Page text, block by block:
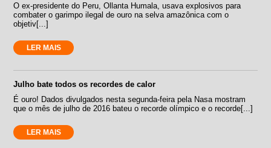
O ex-presidente do Peru, Ollanta Humala, usava explosivos para
combater o garimpo ilegal de ouro na selva amazônica com o
objetiv[...]
LER MAIS
Julho bate todos os recordes de calor
É ouro! Dados divulgados nesta segunda-feira pela Nasa mostram
que o mês de julho de 2016 bateu o recorde olímpico e o recorde[...]
LER MAIS